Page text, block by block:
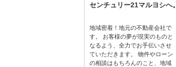
センチュリー21マルヨシへ。
地域密着！地元の不動産会社で
す。 お客様の夢が現実のものと
なるよう、全力でお手伝いさせ
ていただきます。 物件やローン
の相談はもちろんのこと、地域